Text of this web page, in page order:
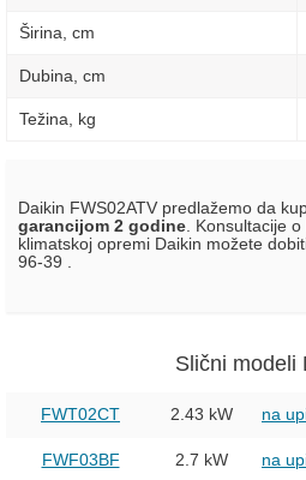
Širina, сm
Dubina, сm
Težina, kg
Daikin FWS02ATV predlažemo da
garancijom 2 godine. Konsultacije
klimatskoj opremi Daikin možete
96-39 .
Slični modeli
FWT02CT 2.43 kW na
FWF03BF 2.7 kW na